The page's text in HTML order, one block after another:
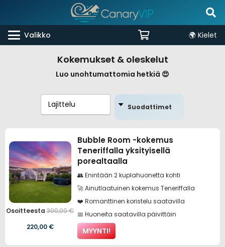
Valikko 🌍 Kielet
Kokemukset & oleskelut
Luo unohtumattomia hetkiä 😍
Suodattimet
Osoitteesta300,00€
Alkuperäinen
220,00 €Nykyinen
Bubble Room -kokemus
Teneriffalla yksityisellä
porealtaalla
👥 Enintään 2 kuplahuonetta kohti
🚀 Ainutlaatuinen kokemus Teneriffalla
❤️ Romanttinen koristelu saatavilla
📅 Huoneita saatavilla päivittäin
MYYNTI!